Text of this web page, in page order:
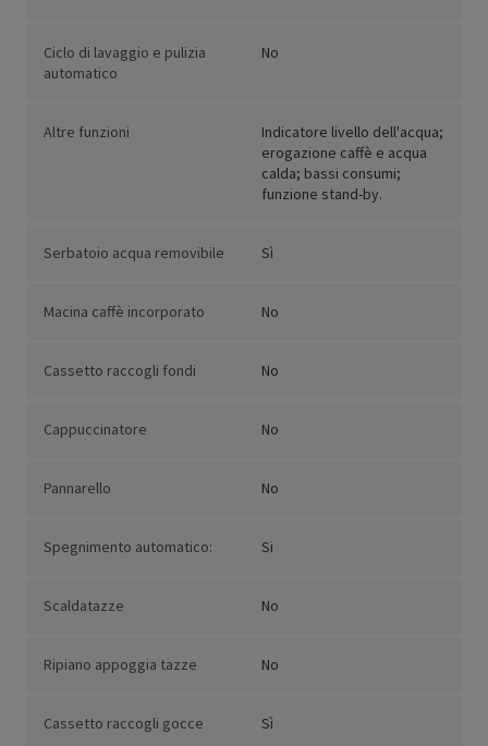
Ciclo di lavaggio e pulizia
automatico
No
Altre funzioni
Indicatore livello dell'acqua;
erogazione caffè e acqua
calda; bassi consumi;
funzione stand-by.
Serbatoio acqua removibile Sì
Macina caffè incorporato No
Cassetto raccogli fondi No
Cappuccinatore No
Pannarello No
Spegnimento automatico: Si
Scaldatazze No
Ripiano appoggia tazze No
Cassetto raccogli gocce Sì